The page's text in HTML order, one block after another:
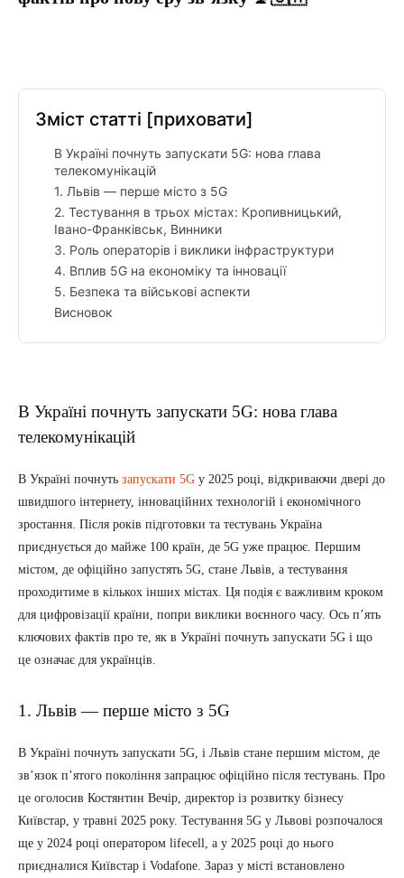
Зміст статті [приховати]
В Україні почнуть запускати 5G: нова глава
телекомунікацій
1. Львів — перше місто з 5G
2. Тестування в трьох містах: Кропивницький,
Івано-Франківськ, Винники
3. Роль операторів і виклики інфраструктури
4. Вплив 5G на економіку та інновації
5. Безпека та військові аспекти
Висновок
В Україні почнуть запускати 5G: нова глава
телекомунікацій
В Україні почнуть запускати 5G у 2025 році, відкриваючи двері до
швидшого інтернету, інноваційних технологій і економічного
зростання. Після років підготовки та тестувань Україна
приєднується до майже 100 країн, де 5G уже працює. Першим
містом, де офіційно запустять 5G, стане Львів, а тестування
проходитиме в кількох інших містах. Ця подія є важливим кроком
для цифровізації країни, попри виклики воєнного часу. Ось п’ять
ключових фактів про те, як в Україні почнуть запускати 5G і що
це означає для українців.
1. Львів — перше місто з 5G
В Україні почнуть запускати 5G, і Львів стане першим містом, де
зв’язок п’ятого покоління запрацює офіційно після тестувань. Про
це оголосив Костянтин Вечір, директор із розвитку бізнесу
Київстар, у травні 2025 року. Тестування 5G у Львові розпочалося
ще у 2024 році оператором lifecell, а у 2025 році до нього
приєдналися Київстар і Vodafone. Зараз у місті встановлено